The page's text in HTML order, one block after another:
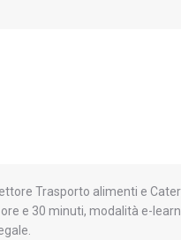
Trasporto alimenti e
e 30 minuti, modalità e-